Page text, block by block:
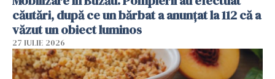
căutări, după ce un bărbat a anunțat la 112 că a
văzut un obiect luminos
27 IULIE 2026